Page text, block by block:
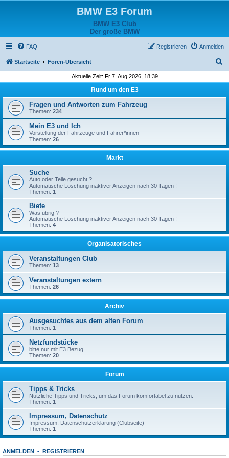
BMW E3 Forum
BMW E3 Club
Der große BMW
FAQ Anmelden
Registrieren
Startseite Foren-Übersicht
h
Aktuelle Zeit: Fr 7. Aug 2026, 18:39
Rund um den E3
Fragen und Antworten zum Fahrzeug
Themen: 234
Mein E3 und Ich
Vorstellung der Fahrzeuge und Fahrer*innen
Themen: 26
Markt
Suche
Auto oder Teile gesucht ?
Automatische Löschung inaktiver Anzeigen nach 30 Tagen !
Themen: 1
Biete
Was übrig ?
Automatische Löschung inaktiver Anzeigen nach 30 Tagen !
Themen: 4
Organisatorisches
Veranstaltungen Club
Themen: 13
Veranstaltungen extern
Themen: 26
Archiv
Ausgesuchtes aus dem alten Forum
Themen: 1
Netzfundstücke
bitte nur mit E3 Bezug
Themen: 20
Forum
Tipps & Tricks
Nützliche Tipps und Tricks, um das Forum komfortabel zu nutzen.
Themen: 1
Impressum, Datenschutz
Impressum, Datenschutzerklärung (Clubseite)
Themen: 1
ANMELDEN • REGISTRIEREN